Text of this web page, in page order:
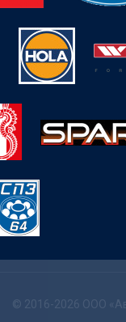
© 2016-2026 ООО